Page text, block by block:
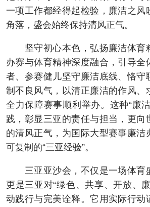
一项工作都经得起检验，廉洁之风
角落，盛会始终保持清风正气。
坚守初心本色，弘扬廉洁体育
办赛与体育精神深度融合，引导全
者、参赛健儿坚守廉洁底线、恪守
制不良风气，以清正廉洁的作风、
全力保障赛事顺利举办。这种“廉
践，彰显三亚的责任与担当，更向
的清风正气，为国际大型赛事廉洁
可复制的“三亚经验”。
三亚亚沙会，不仅是一场体育
更是三亚对“绿色、共享、开放、
动践行与完美诠释。它用实际行动